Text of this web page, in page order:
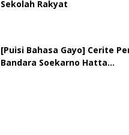
Sekolah Rakyat
[Puisi Bahasa Gayo] Cerite
Bandara Soekarno Hatta…